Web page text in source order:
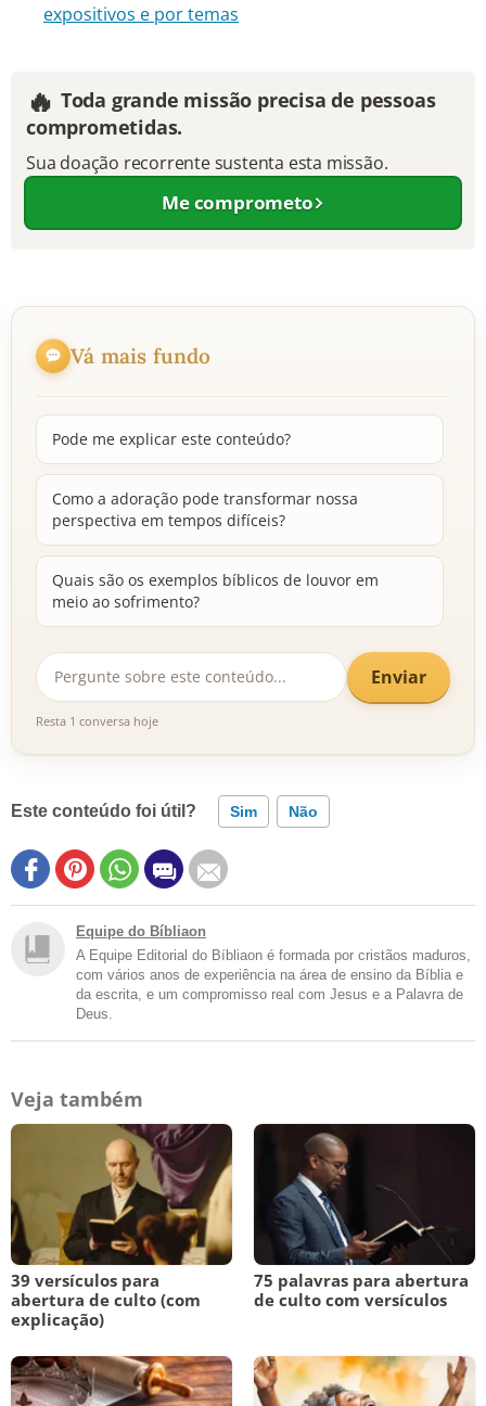
expositivos e por temas
🔥 Toda grande missão precisa de pessoas
comprometidas.
Sua doação recorrente sustenta esta missão.
Me comprometo
Vá mais fundo
Pode me explicar este conteúdo?
Como a adoração pode transformar nossa
perspectiva em tempos difíceis?
Quais são os exemplos bíblicos de louvor em
meio ao sofrimento?
Enviar
Resta 1 conversa hoje
Este conteúdo foi útil? Sim Não
Equipe do Bíbliaon
A Equipe Editorial do Bíbliaon é formada por cristãos maduros,
com vários anos de experiência na área de ensino da Bíblia e
da escrita, e um compromisso real com Jesus e a Palavra de
Deus.
Veja também
39 versículos para
abertura de culto (com
explicação)
75 palavras para abertura
de culto com versículos